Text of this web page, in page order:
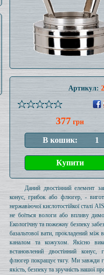
Артикул:
377 грн
Даний двостінний елемент
конус, грибок або флюгер, -
нержавіючої кислотостійкої сталі
не боїться вологи або впливу
Екологічну та пожежну безпеку
базальтової вати, прокладений між
каналом та кожухом. Якісно
встановлений двостінний конус,
флюгер покращує тягу. Ми завжди
якість, безпеку та зручність нашої